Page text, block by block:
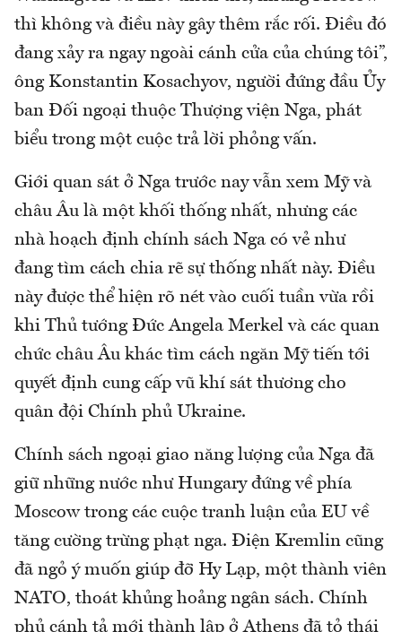
thì không và điều này gây thêm rắc rối. Điều đó
đang xảy ra ngay ngoài cánh cửa của chúng tôi”,
ông Konstantin Kosachyov, người đứng đầu Ủy
ban Đối ngoại thuộc Thượng viện Nga, phát
biểu trong một cuộc trả lời phỏng vấn.
Giới quan sát ở Nga trước nay vẫn xem Mỹ và
châu Âu là một khối thống nhất, nhưng các
nhà hoạch định chính sách Nga có vẻ như
đang tìm cách chia rẽ sự thống nhất này. Điều
này được thể hiện rõ nét vào cuối tuần vừa rồi
khi Thủ tướng Đức Angela Merkel và các quan
chức châu Âu khác tìm cách ngăn Mỹ tiến tới
quyết định cung cấp vũ khí sát thương cho
quân đội Chính phủ Ukraine.
Chính sách ngoại giao năng lượng của Nga đã
giữ những nước như Hungary đứng về phía
Moscow trong các cuộc tranh luận của EU về
tăng cường trừng phạt nga. Điện Kremlin cũng
đã ngỏ ý muốn giúp đỡ Hy Lạp, một thành viên
NATO, thoát khủng hoảng ngân sách. Chính
phủ cánh tả mới thành lập ở Athens đã tỏ thái